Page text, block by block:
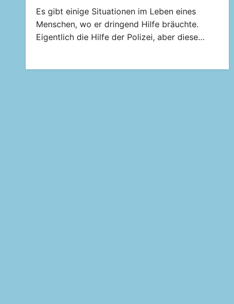
Es gibt einige Situationen im Leben eines
Menschen, wo er dringend Hilfe bräuchte.
Eigentlich die Hilfe der Polizei, aber diese…